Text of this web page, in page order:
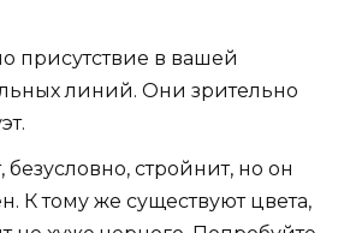
присутствие в вашей
линий. Они зрительно
стройнит, но он
К тому же существуют цвета,